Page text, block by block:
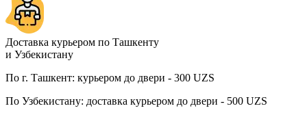
Доставка курьером по Ташкенту
и Узбекистану
По г. Ташкент: курьером до двери - 300 UZS
По Узбекистану: доставка курьером до двери - 500 UZS